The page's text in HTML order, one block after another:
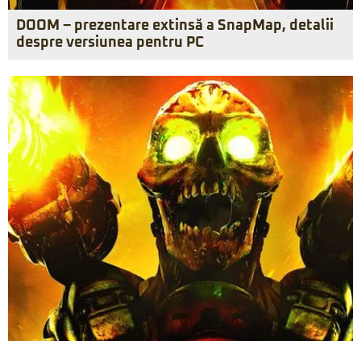
DOOM – prezentare extinsă a SnapMap, detalii
despre versiunea pentru PC